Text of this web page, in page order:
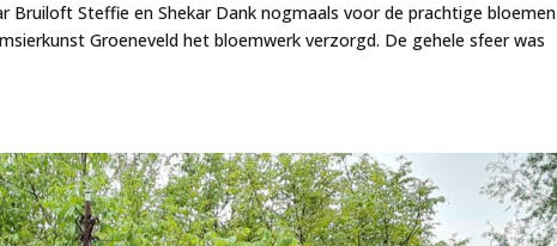
Bruiloft Steffie en Shekar Dank nogmaals voor de prachtige bloemen
Groeneveld het bloemwerk verzorgd. De gehele sfeer was